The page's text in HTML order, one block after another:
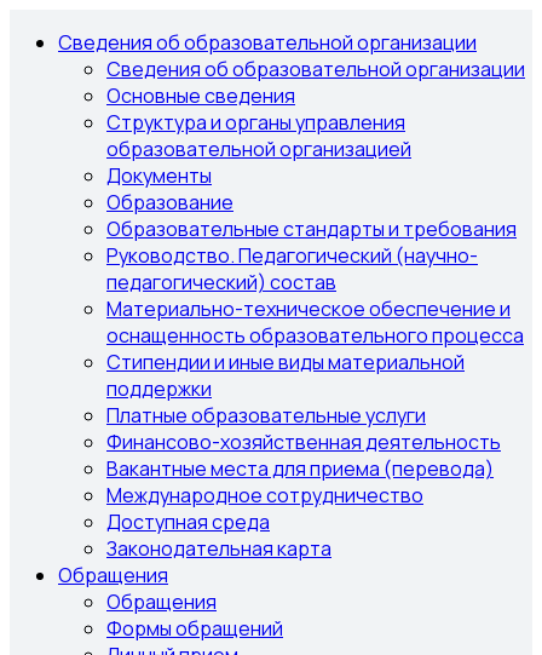
Сведения об образовательной организации
Сведения об образовательной организации
Основные сведения
Структура и органы управления
образовательной организацией
Документы
Образование
Образовательные стандарты и требования
Руководство. Педагогический (научно-
педагогический) состав
Материально-техническое обеспечение и
оснащенность образовательного процесса
Стипендии и иные виды материальной
поддержки
Платные образовательные услуги
Финансово-хозяйственная деятельность
Вакантные места для приема (перевода)
Международное сотрудничество
Доступная среда
Законодательная карта
Обращения
Обращения
Формы обращений